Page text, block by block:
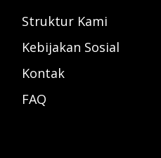
Struktur Kami
Kebijakan Sosial
Kontak
FAQ